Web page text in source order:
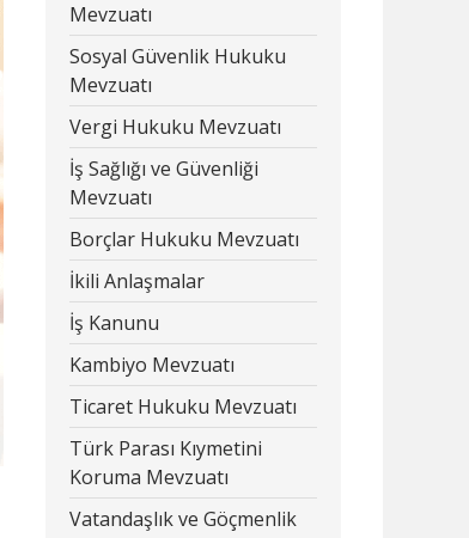
Mevzuatı
Sosyal Güvenlik Hukuku
Mevzuatı
Vergi Hukuku Mevzuatı
İş Sağlığı ve Güvenliği
Mevzuatı
Borçlar Hukuku Mevzuatı
İkili Anlaşmalar
İş Kanunu
Kambiyo Mevzuatı
Ticaret Hukuku Mevzuatı
Türk Parası Kıymetini
Koruma Mevzuatı
Vatandaşlık ve Göçmenlik